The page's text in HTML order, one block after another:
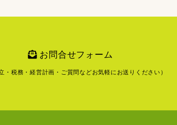
お問合せフォーム
・税務・経営計画・ご質問などお気軽にお送りください）